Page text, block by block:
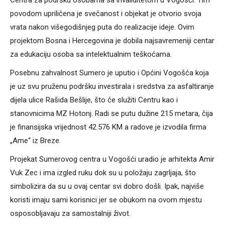
povodom upriličena je svečanost i objekat je otvorio svoja
vrata nakon višegodišnjeg puta do realizacije ideje. Ovim
projektom Bosna i Hercegovina je dobila najsavremeniji centar
za edukaciju osoba sa intelektualnim teškoćama.
Posebnu zahvalnost Sumero je uputio i Općini Vogošća koja
je uz svu pruženu podršku investirala i sredstva za asfaltiranje
dijela ulice Rašida Bešlije, što će služiti Centru kao i
stanovnicima MZ Hotonj. Radi se putu dužine 215 metara, čija
je finansijska vrijednost 42.576 KM a radove je izvodila firma
„Ame“ iz Breze.
Projekat Sumerovog centra u Vogošći uradio je arhitekta Amir
Vuk Zec i ima izgled ruku dok su u položaju zagrljaja, što
simbolizira da su u ovaj centar svi dobro došli. Ipak, najviše
koristi imaju sami korisnici jer se obukom na ovom mjestu
osposobljavaju za samostalniji život.